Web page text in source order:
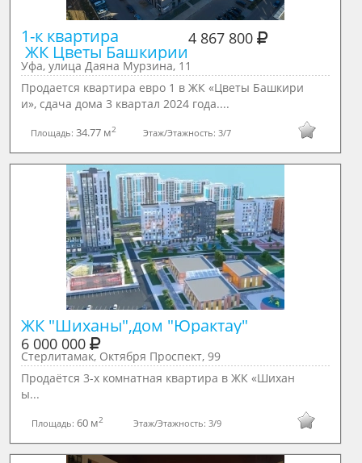
1-к квартира
ЖК Цветы Башкирии
4 867 800
Уфа, улица Даяна Мурзина, 11
Продается квартира евро 1 в ЖК «Цветы Башкири
и», сдача дома 3 квартал 2024 года....
Площадь: 34.77 м2 Этаж/Этажность: 3/7
ЖК "Шиханы",дом "Юрактау"
6 000 000
Стерлитамак, Октября Проспект, 99
Продаётся 3-х комнатная квартира в ЖК «Шихан
ы...
Площадь:60 м2 Этаж/Этажность: 3/9